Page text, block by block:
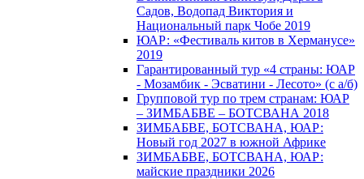
Садов, Водопад Виктория и
Национальный парк Чобе 2019
ЮАР: «Фестиваль китов в Херманусе»
2019
Гарантированный тур «4 страны: ЮАР
- Мозамбик - Эсватини - Лесото» (с а/б)
Групповой тур по трем странам: ЮАР
– ЗИМБАБВЕ – БОТСВАНА 2018
ЗИМБАБВЕ, БОТСВАНА, ЮАР:
Новый год 2027 в южной Африке
ЗИМБАБВЕ, БОТСВАНА, ЮАР:
майские праздники 2026